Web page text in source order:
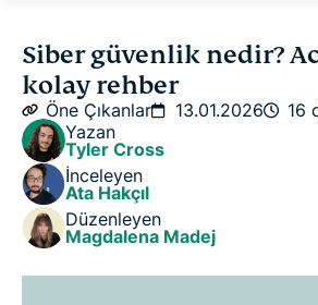
Kısaca siber güvenlik nedir?
Siber güvenlik türleri
Bilmeniz gereken yaygın siber
Büyük siber saldırıların gerçek
yansımaları
Siber güvenlik nedir?
kolay rehber
Öne Çıkanlar 13.01.2026
16
Yazan
Tyler Cross
İnceleyen
Ata Hakçıl
Düzenleyen
Magdalena Madej